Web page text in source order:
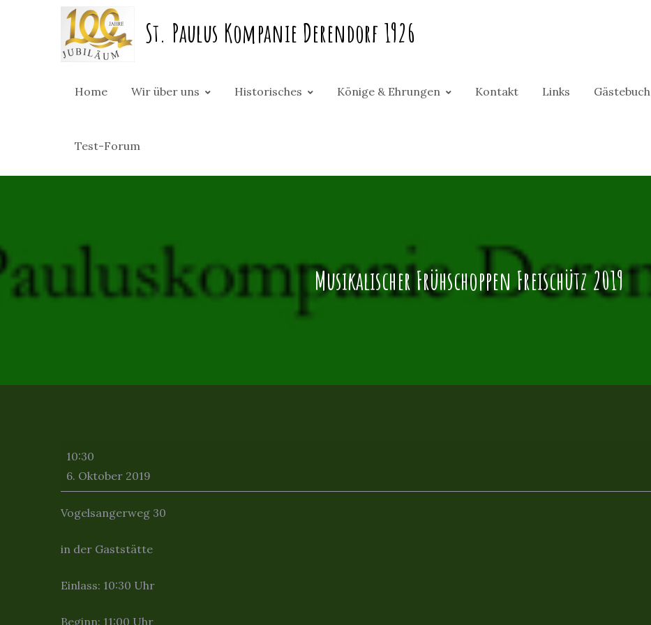
St. Paulus Kompanie Derendorf 1926
Home Wir über uns Historisches Könige & Ehrungen Kontakt Links Gästebuch
Test-Forum
Musikalischer Frühschoppen Freischütz 2019
Musikalischer
Frühschoppen
Freischütz
2019
10:30
6. Oktober 2019
Vogelsangerweg 30
in der Gaststätte
Einlass: 10:30 Uhr
Beginn: 11:00 Uhr